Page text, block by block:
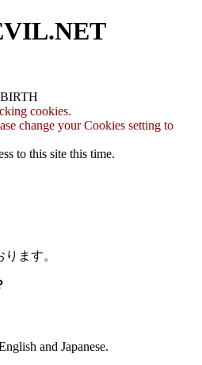
cookies.
change your Cookies setting to
to this site this time.
ます。
and Japanese.